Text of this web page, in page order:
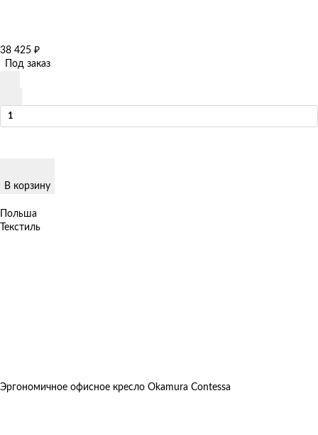
38 425 ₽
Под заказ
В корзину
Польша
Текстиль
Эргономичное офисное кресло Okamura Contessa